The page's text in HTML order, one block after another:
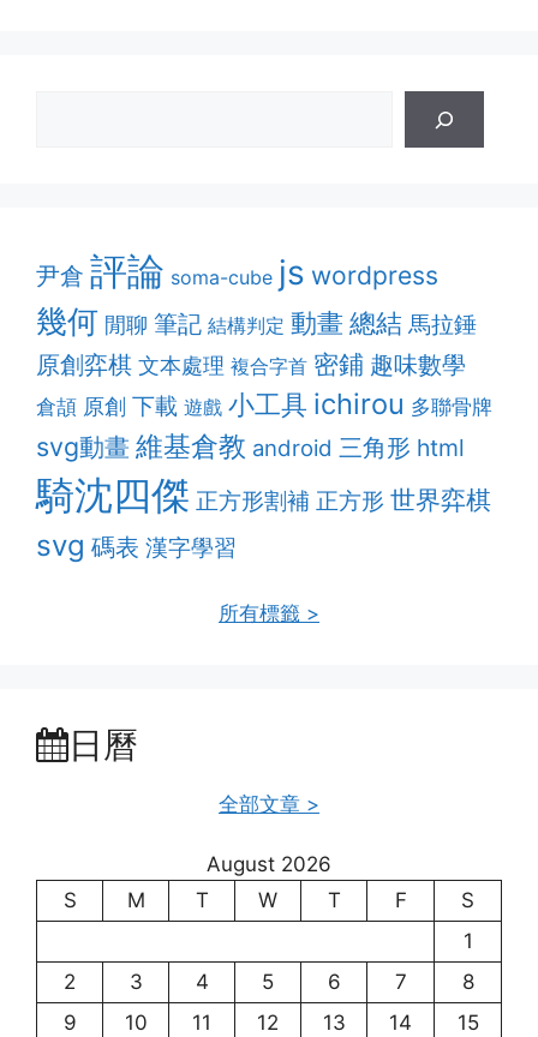
尹倉 評論 soma-cube js wordpress
幾何 閒聊 筆記 結構判定 動畫 總結 馬拉錘
原創弈棋 文本處理 複合字首 密鋪 趣味數學
倉頡 原創 下載 遊戲 小工具 ichirou 多聯骨牌
svg動畫 維基倉教 android 三角形 html
騎沈四傑 正方形割補 正方形 世界弈棋
svg 碼表 漢字學習
所有標籤 >
日曆
全部文章 >
August 2026
S
M T W T F
S
1
2
3 4 5 6 7
8
9
10 11 12 13 14 15